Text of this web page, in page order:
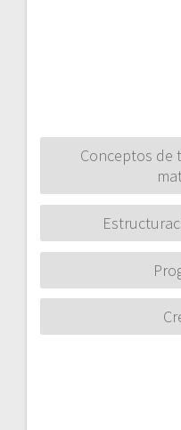
Conceptos de